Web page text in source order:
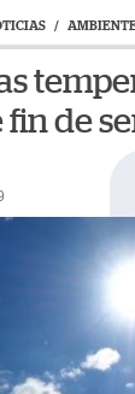
/
fin de